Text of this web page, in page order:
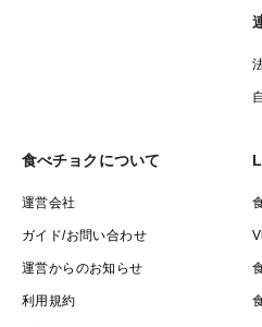
食べチョクについて
運営会社
ガイド/お問い合わせ
運営からのお知らせ
利用規約